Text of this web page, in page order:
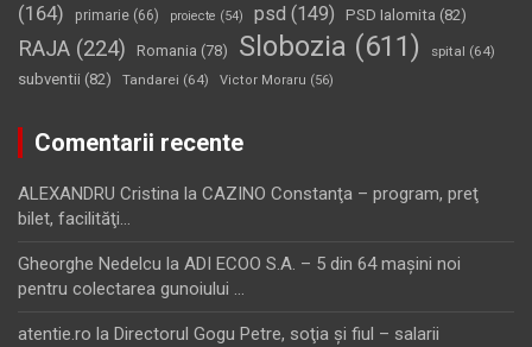
(164)
primarie (66) proiecte (54) psd (149) PSD Ialomita (82)
RAJA (224) Romania (78) Slobozia (611) spital (64)
subventii (82) Tandarei (64) Victor Moraru (56)
Comentarii recente
ALEXANDRU Cristina la CAZINO Constanţa – program, preţ
bilet, facilităţi…
Gheorghe Nedelcu la ADI ECOO S.A. – 5 din 64 maşini noi
pentru colectarea gunoiului …
atentie.ro la Directorul Gogu Petre, soţia şi fiul – salarii